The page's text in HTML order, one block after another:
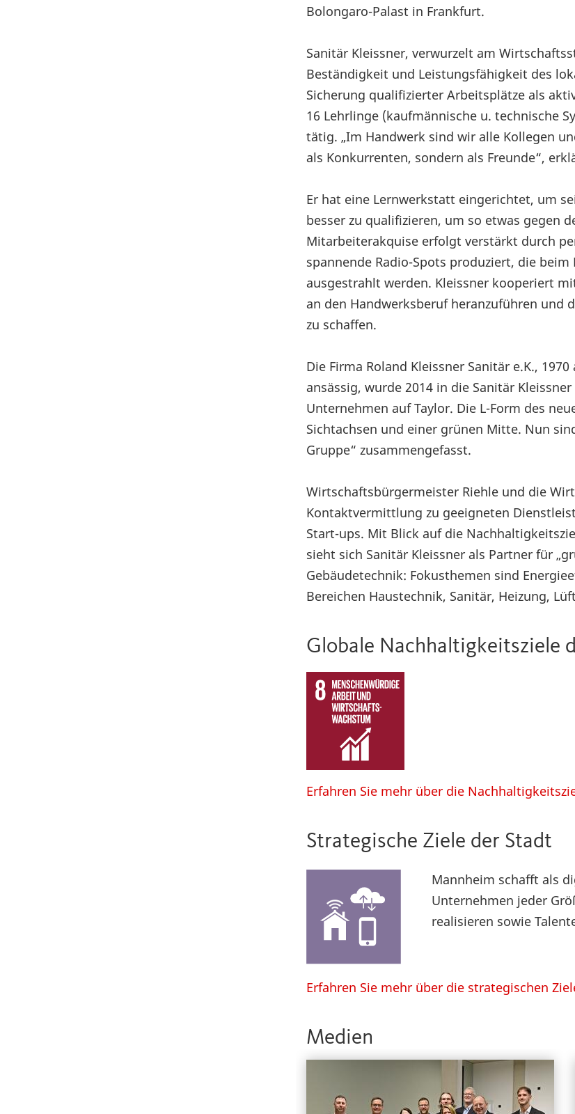
Bolongaro-Palast in Frankfurt.
Sanitär Kleissner, verwurzelt am
Beständigkeit und Leistungsfähigkeit des
Sicherung qualifizierter Arbeitsplätze als
16 Lehrlinge (kaufmännische u. technische
tätig. „Im Handwerk sind wir alle Kollegen
als Konkurrenten, sondern als Freunde“,
Er hat eine Lernwerkstatt eingerichtet, um
besser zu qualifizieren, um so etwas gegen
Mitarbeiterakquise erfolgt verstärkt durch
spannende Radio-Spots produziert, die
ausgestrahlt werden. Kleissner kooperiert
an den Handwerksberuf heranzuführen und
zu schaffen.
Die Firma Roland Kleissner Sanitär e.K.,
ansässig, wurde 2014 in die Sanitär
Unternehmen auf Taylor. Die L-Form des
Sichtachsen und einer grünen Mitte. Nun
Gruppe“ zusammengefasst.
Wirtschaftsbürgermeister Riehle und die
Kontaktvermittlung zu geeigneten
Start-ups. Mit Blick auf die
sieht sich Sanitär Kleissner als Partner für
Gebäudetechnik: Fokusthemen sind
Bereichen Haustechnik, Sanitär, Heizung,
Globale Nachhaltigkeitsziele
Erfahren Sie mehr über die
Strategische Ziele der Stadt
Mannheim schafft als
Unternehmen jeder
realisieren sowie
Erfahren Sie mehr über die strategischen
Medien